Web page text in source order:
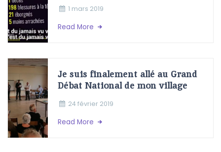
1 mars 2019
Read More
Je suis finalement allé au Grand
Débat National de mon village
24 février 2019
Read More